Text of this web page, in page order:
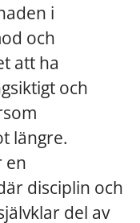
i
och
att ha
och
längre.
en
disciplin och
del av